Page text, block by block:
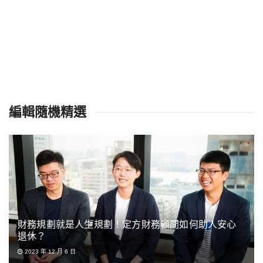
編輯隨機精選
財務規劃就是人生規劃！定方財務顧問如何助人安心
退休？
2023 年 12 月 6 日